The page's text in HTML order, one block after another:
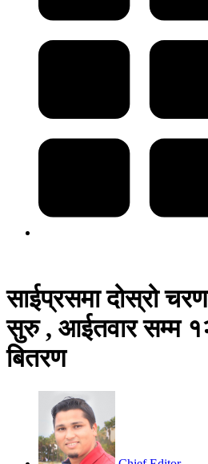
साईप्रसमा दोस्रो
सुरु , आईतवार सम्म
बितरण